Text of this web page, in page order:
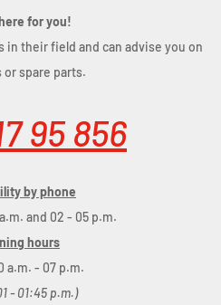
for you!
in their field and can advise you on
or spare parts.
95 856
by phone
and 02 - 05 p.m.
hours
a.m. - 07 p.m.
- 01:45 p.m.)